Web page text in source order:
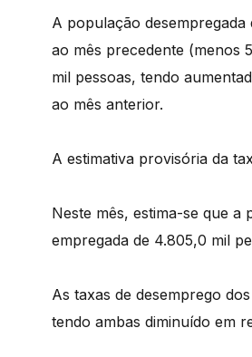
A população
ao mês precedente (menos
mil pessoas, tendo
ao mês anterior.
A estimativa provisória da
Neste mês, estima-se que a
empregada de 4.805,0 mil
As taxas de desemprego
tendo ambas diminuído em